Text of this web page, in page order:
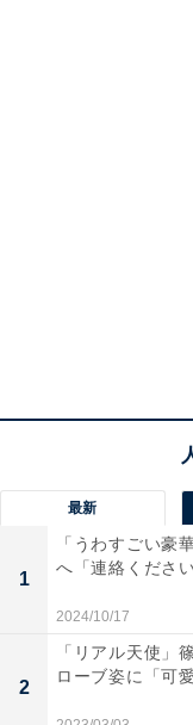
最新
1
「うわすごい豪
へ「連絡くださ
2024/10/17
2
「リアル天使」
ローブ姿に「可